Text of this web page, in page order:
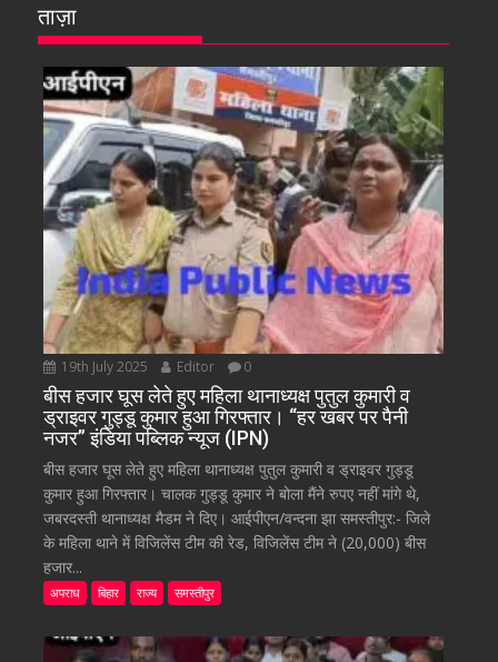
ताज़ा
19th July 2025 Editor 0
बीस हजार घूस लेते हुए महिला थानाध्यक्ष पुतुल कुमारी व
ड्राइवर गुड्डू कुमार हुआ गिरफ्तार। “हर खबर पर पैनी
नजर” इंडिया पब्लिक न्यूज (IPN)
बीस हजार घूस लेते हुए महिला थानाध्यक्ष पुतुल कुमारी व ड्राइवर गुड्डू
कुमार हुआ गिरफ्तार। चालक गुड्डू कुमार ने बोला मैंने रुपए नहीं मांगे थे,
जबरदस्ती थानाध्यक्ष मैडम ने दिए। आईपीएन/वन्दना झा समस्तीपुर:- जिले
के महिला थाने में विजिलेंस टीम की रेड, विजिलेंस टीम ने (20,000) बीस
हजार...
अपराध बिहार राज्य समस्तीपुर